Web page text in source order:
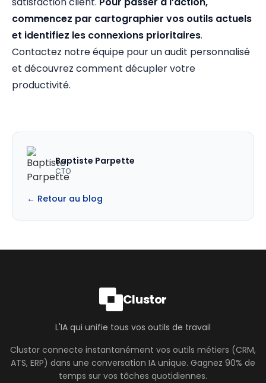
commencez par cartographier vos outils actuels
et identifiez les connexions prioritaires.
Contactez notre équipe pour un audit personnalisé
et découvrez comment décupler votre
productivité.
Baptiste Parpette
CTO
← Retour au blog
Clustor
L'IA qui unifie tous vos outils de travail
Clustor connecte instantanément vos outils métiers (CRM,
ATS, ERP) dans une conversation IA unique. Gagnez 90% de
temps sur vos tâches quotidiennes.